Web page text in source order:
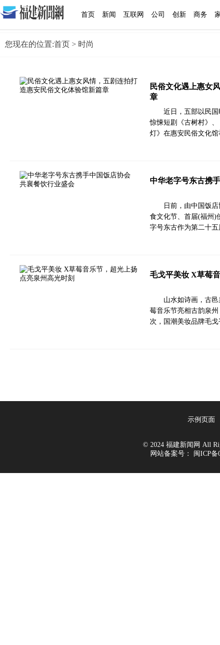
首页 新闻 互联网 公司 创新 商务
您现在的位置:首页 > 时尚
民俗文化遇上惠女
章
近日，五部以民
惊悚短剧《古树村》
灯》在惠安民俗文化
中华老字号东古携
日前，由中国饭
食文化节、首届(福州)
字号东古作为第二十
毛戈平美妆 X草莓
山水如诗画，古
莓音乐节亮相古韵泉
次，国潮美妆品牌毛
示例页面
© 2024 福建新闻网 All
网站备案号：
闽ICP备